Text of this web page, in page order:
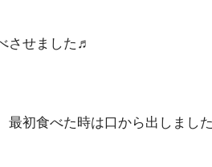
させました♬
最初食べた時は口から出しまし